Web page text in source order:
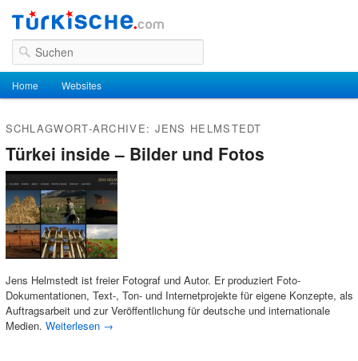
Suchen
Hauptmenü
Zum Inhalt wechseln
Zum sekundären Inhalt wechseln
Home Websites
SCHLAGWORT-ARCHIVE: JENS HELMSTEDT
Türkei inside – Bilder und Fotos
Jens Helmstedt ist freier Fotograf und Autor. Er produziert Foto-
Dokumentationen, Text-, Ton- und Internetprojekte für eigene Konzepte, als
Auftragsarbeit und zur Veröffentlichung für deutsche und internationale
Medien. Weiterlesen →